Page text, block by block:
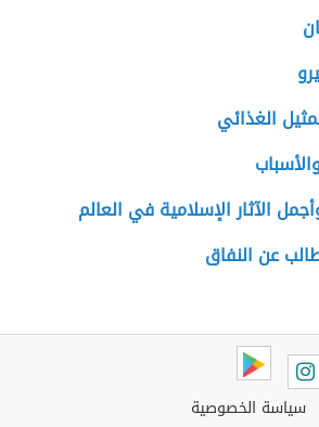
الغذائي
الآثار الإسلامية في العالم
عن النفاق
سياسة الخصوصية